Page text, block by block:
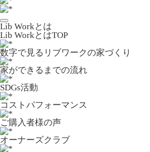
Lib Workとは
Lib WorkとはTOP
数字で⾒るリブワークの家づくり
家ができるまでの流れ
SDGs活動
コストパフォーマンス
ご購入者様の声
オーナーズクラブ